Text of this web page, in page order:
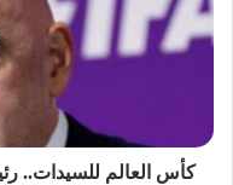
كأس العالم للسيدات..